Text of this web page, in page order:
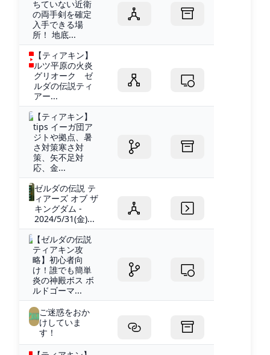
ちていない近衛
の両手剣を確定
入手できる場
所！ 地底...
【ティアキン】
ルツ平原の火炎
グリオーク ゼ
ルダの伝説ティ
アー...
【ティアキン】
tips イーガ団ア
ジトや拠点、暑
さ対策寒さ対
策、矢不足対
応、金...
ゼルダの伝説 テ
ィアーズ オブ ザ
キングダム -
2024/5/31(金)...
【ゼルダの伝説
ティアキン攻
略】初心者向
け！誰でも簡単
炎の神殿ボス ボ
ルドゴーマ...
ご迷惑をおか
けしていま
す！